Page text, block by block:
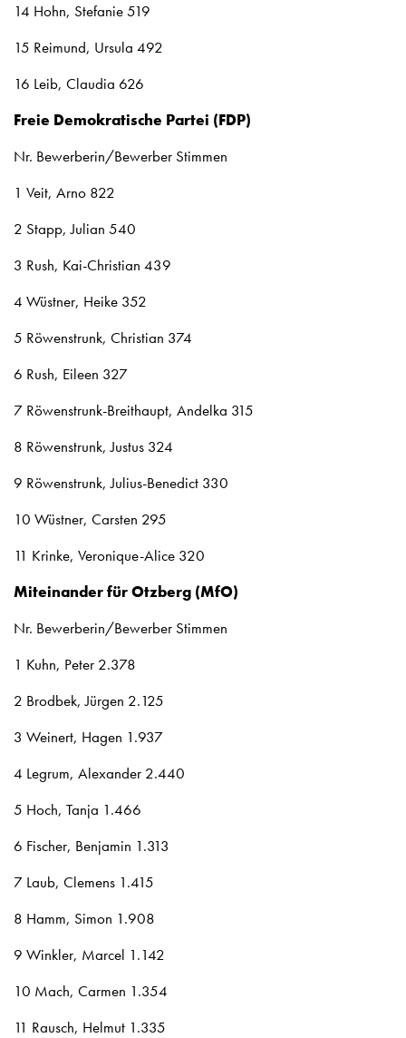
14 Hohn, Stefanie 519
15 Reimund, Ursula 492
16 Leib, Claudia 626
Freie Demokratische Partei (FDP)
Nr. Bewerberin/Bewerber Stimmen
1 Veit, Arno 822
2 Stapp, Julian 540
3 Rush, Kai-Christian 439
4 Wüstner, Heike 352
5 Röwenstrunk, Christian 374
6 Rush, Eileen 327
7 Röwenstrunk-Breithaupt, Andelka 315
8 Röwenstrunk, Justus 324
9 Röwenstrunk, Julius-Benedict 330
10 Wüstner, Carsten 295
11 Krinke, Veronique-Alice 320
Miteinander für Otzberg (MfO)
Nr. Bewerberin/Bewerber Stimmen
1 Kuhn, Peter 2.378
2 Brodbek, Jürgen 2.125
3 Weinert, Hagen 1.937
4 Legrum, Alexander 2.440
5 Hoch, Tanja 1.466
6 Fischer, Benjamin 1.313
7 Laub, Clemens 1.415
8 Hamm, Simon 1.908
9 Winkler, Marcel 1.142
10 Mach, Carmen 1.354
11 Rausch, Helmut 1.335